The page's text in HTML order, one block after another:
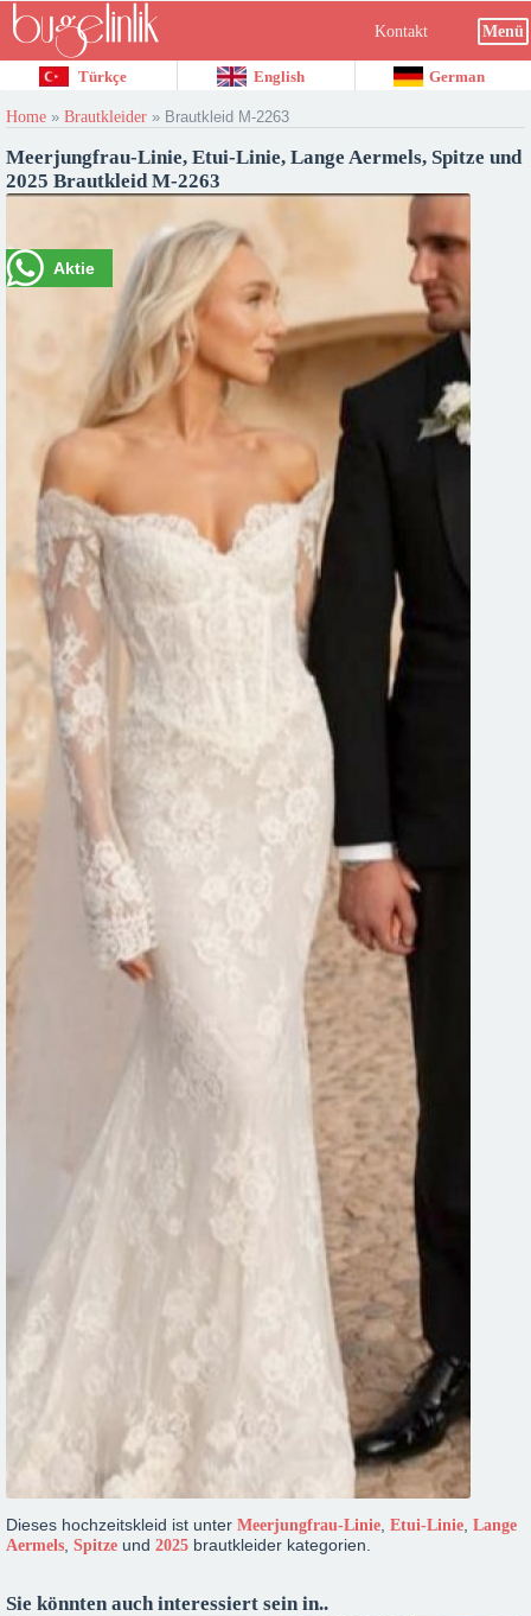
Kontakt Menü
Türkçe English German
Home » Brautkleider » Brautkleid M-2263
Meerjungfrau-Linie, Etui-Linie, Lange Aermels, Spitze und
2025 Brautkleid M-2263
Aktie
Dieses hochzeitskleid ist unter Meerjungfrau-Linie Etui-Linie Lange
Aermels Spitze und 2025 brautkleider kategorien.
Sie könnten auch interessiert sein in..